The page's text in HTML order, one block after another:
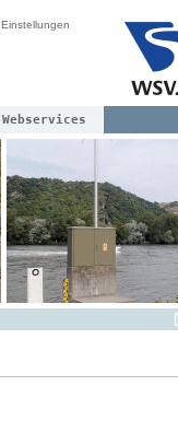
Einstellungen
Webservices